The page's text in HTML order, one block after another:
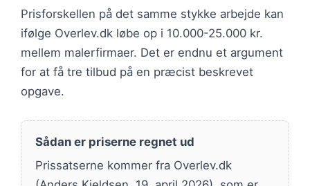
Prisforskellen på det samme stykke arbejde kan
ifølge Overlev.dk løbe op i 10.000-25.000 kr.
mellem malerfirmaer. Det er endnu et argument
for at få tre tilbud på en præcist beskrevet
opgave.
Sådan er priserne regnet ud
Prissatserne kommer fra Overlev.dk